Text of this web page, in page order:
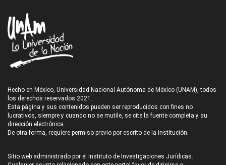
Hecho en México, Universidad Nacional Autónoma de México (UNAM), todos
los derechos reservados 2021.
Esta página y sus contenidos pueden ser reproducidos con fines no
lucrativos, siempre y cuando no se mutile, se cite la fuente completa y su
dirección electrónica.
De otra forma, requiere permiso previo por escrito de la institución.
Sitio web administrado por el Instituto de Investigaciones Jurídicas.